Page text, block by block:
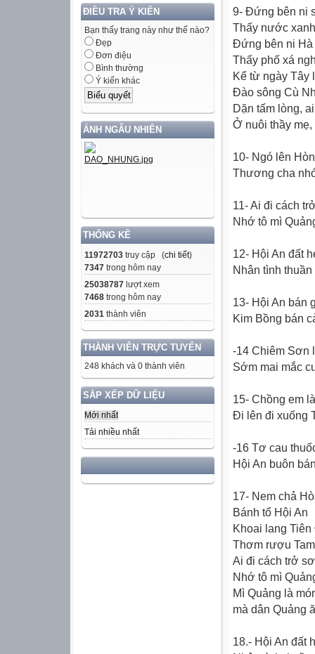
ĐIỀU TRA Ý KIẾN
Bạn thấy trang này như thế nào?
Đẹp
Đơn điệu
Bình thường
Ý kiến khác
ẢNH NGẪU NHIÊN
THỐNG KÊ
11972703 truy cập (chi tiết)
7347 trong hôm nay
25038787 lượt xem
7468 trong hôm nay
2031 thành viên
THÀNH VIÊN TRỰC TUYẾN
248 khách và 0 thành viên
SẮP XẾP DỮ LIỆU
Mới nhất
Tải nhiều nhất
9- Ðứng bên ni
Thấy nước
Ðứng bên ni Hà
Thấy phố xá
Kể từ ngày Tây
Ðào sông Cù
Dặn tấm lòng,
Ở nuôi thầy
10- Ngó lên
Thương cha
11- Ai đi cách
Nhớ tô mì
12- Hội An đất
Nhân tình
13- Hội An bán
Kim Bồng bán
-14 Chiêm Sơn
Sớm mai mắc
15- Chồng em
Ði lên đi xuống
-16 Tơ cau
Hội An buôn
17- Nem chả
Bánh tổ Hội An
Khoai lang
Thơm rượu
Ai đi cách trở
Nhớ tô mì
Mì Quảng là
mà dân Quảng
18.- Hội An đất